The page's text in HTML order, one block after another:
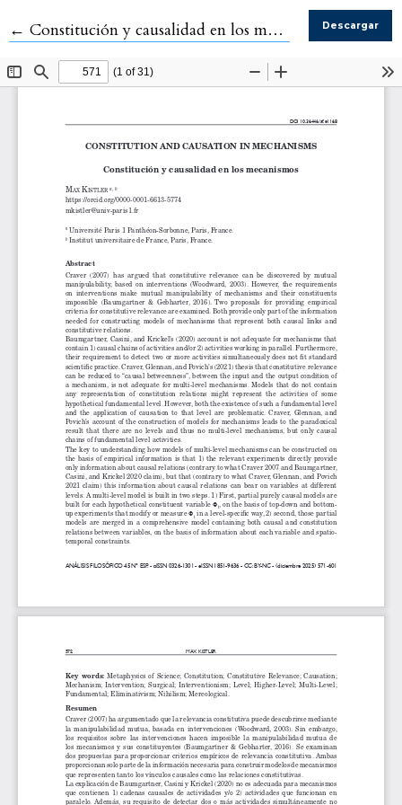
← Volver a los detalles del artículo
Constitución y causalidad en los mecanismos Descargar